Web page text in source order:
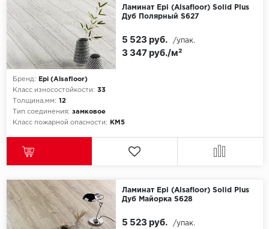
Floor Click
IVC Group
Juteks
KDF
Ламинат Epi (Alsafloor) Solid Plus
Дуб Полярный S627
Бренд:
Epi (Alsafloor)
Класс износостойкости: 33
Толщина,мм: 12
Тип соединения: замковое
Класс пожарной опасности:
КМ5
3 347 руб./м²
5 523 руб. /упак.
Ламинат Epi (Alsafloor) Solid Plus
Дуб Майорка S628
5 523 руб. /упак.